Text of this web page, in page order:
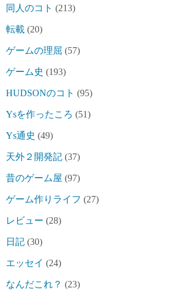
同人のコト (213)
転載 (20)
ゲームの理屈 (57)
ゲーム史 (193)
HUDSONのコト (95)
Ysを作ったころ (51)
Ys通史 (49)
天外２開発記 (37)
昔のゲーム屋 (97)
ゲーム作りライフ (27)
レビュー (28)
日記 (30)
エッセイ (24)
なんだこれ？ (23)